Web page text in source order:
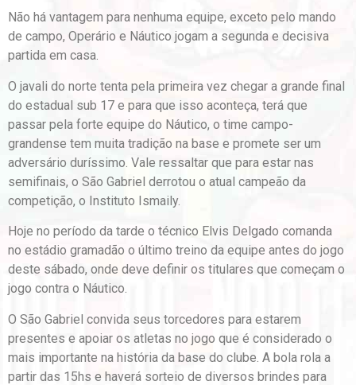
Não há vantagem para nenhuma equipe, exceto pelo mando
de campo, Operário e Náutico jogam a segunda e decisiva
partida em casa.
O javali do norte tenta pela primeira vez chegar a grande final
do estadual sub 17 e para que isso aconteça, terá que
passar pela forte equipe do Náutico, o time campo-
grandense tem muita tradição na base e promete ser um
adversário duríssimo. Vale ressaltar que para estar nas
semifinais, o São Gabriel derrotou o atual campeão da
competição, o Instituto Ismaily.
Hoje no período da tarde o técnico Elvis Delgado comanda
no estádio gramadão o último treino da equipe antes do jogo
deste sábado, onde deve definir os titulares que começam o
jogo contra o Náutico.
O São Gabriel convida seus torcedores para estarem
presentes e apoiar os atletas no jogo que é considerado o
mais importante na história da base do clube. A bola rola a
partir das 15hs e haverá sorteio de diversos brindes para